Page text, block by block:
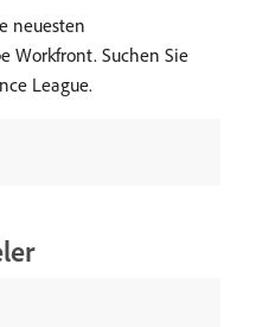
neuesten
Workfront. Suchen Sie
League.